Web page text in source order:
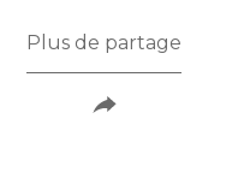
Plus de partage